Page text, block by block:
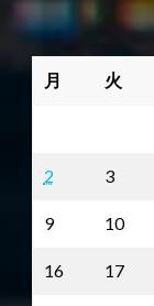
月 火
2 3
9 10
16 17